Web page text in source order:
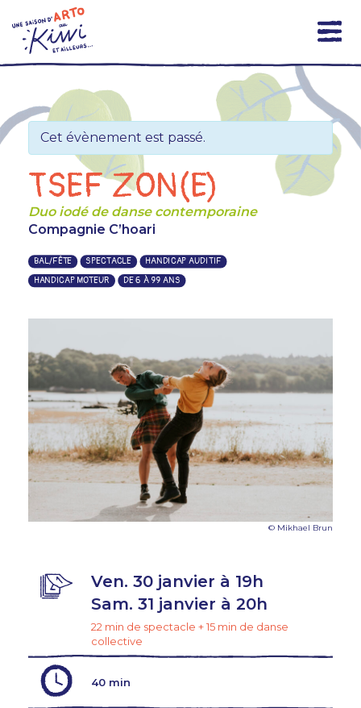
to
content
Cet évènement est passé.
TSEF ZON(E)
Duo iodé de danse contemporaine
Compagnie C’hoari
BAL/FÊTE SPECTACLE
HANDICAP AUDITIF
HANDICAP MOTEUR
DE 6 À 99 ANS
© Mikhael Brun
Ven. 30 janvier à 19h
Sam. 31 janvier à 20h
22 min de spectacle + 15 min de danse
collective
40 min